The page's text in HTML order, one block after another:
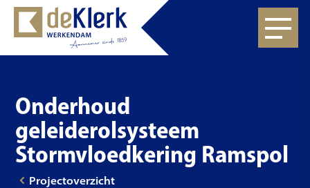
Onderhoud
geleiderolsysteem
Stormvloedkering Ramspol
Projectoverzicht